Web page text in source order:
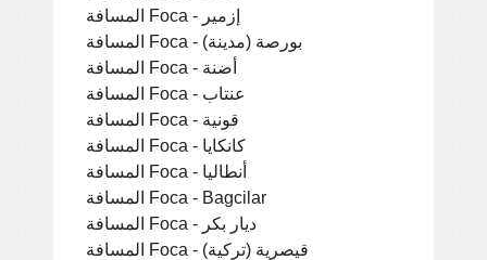
المسافة Foca - إزمير
المسافة Foca - بورصة (مدينة)
المسافة Foca - أضنة
المسافة Foca - عنتاب
المسافة Foca - قونية
المسافة Foca - كانكايا
المسافة Foca - أنطاليا
المسافة Foca - Bagcilar
المسافة Foca - ديار بكر
المسافة Foca - قيصرية (تركية)